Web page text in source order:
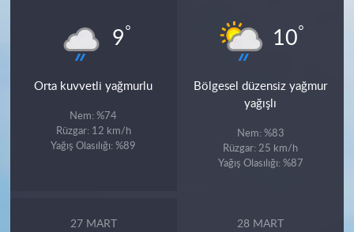
9°
Orta kuvvetli yağmurlu
Nem: %74
Rüzgar: 12 km/h
Yağış Olasılığı: %89
10°
Bölgesel düzensiz yağmur
yağışlı
Nem: %83
Rüzgar: 25 km/h
Yağış Olasılığı: %87
27 MART 28 MART